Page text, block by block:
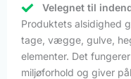
Velegnet til
Produktets alsidighed
tage, vægge, gulve,
elementer. Det
miljøforhold og giver